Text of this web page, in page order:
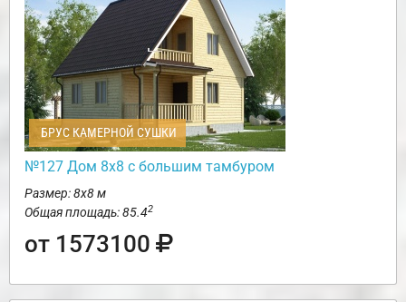
БРУС КАМЕРНОЙ СУШКИ
№127 Дом 8х8 с большим тамбуром
Размер: 8х8 м
Общая площадь: 85.42
от 1573100